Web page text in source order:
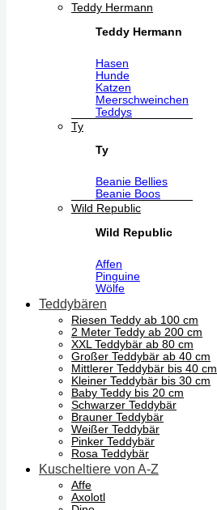
Teddy Hermann
Teddy Hermann
Hasen
Hunde
Katzen
Meerschweinchen
Teddys
Ty
Ty
Beanie Bellies
Beanie Boos
Wild Republic
Wild Republic
Affen
Pinguine
Wölfe
Teddybären
Riesen Teddy ab 100 cm
2 Meter Teddy ab 200 cm
XXL Teddybär ab 80 cm
Großer Teddybär ab 40 cm
Mittlerer Teddybär bis 40 cm
Kleiner Teddybär bis 30 cm
Baby Teddy bis 20 cm
Schwarzer Teddybär
Brauner Teddybär
Weißer Teddybär
Pinker Teddybär
Rosa Teddybär
Kuscheltiere von A-Z
Affe
Axolotl